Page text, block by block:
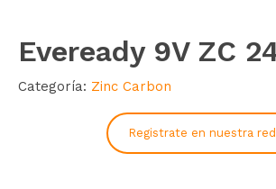
Eveready 9V ZC
Categoría: Zinc Carbon
Registrate en nuestra red